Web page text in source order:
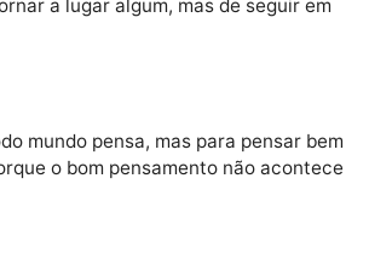
tua própria e livre vontade,
porque é ilusório se convencer
retornar a lugar algum, mas de